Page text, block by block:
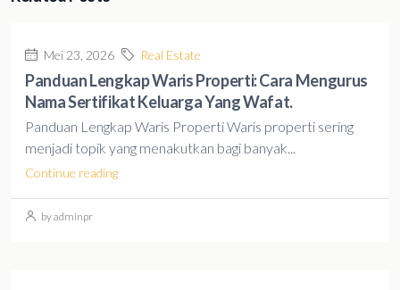
Mei 23, 2026 Real Estate
Panduan Lengkap Waris Properti: Cara Mengurus
Nama Sertifikat Keluarga Yang Wafat.
Panduan Lengkap Waris Properti Waris properti sering
menjadi topik yang menakutkan bagi banyak...
Continue reading
by adminpr